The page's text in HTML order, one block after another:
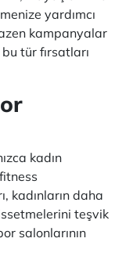
yardımcı
kampanyalar
tür fırsatları
kadın
kadınların daha
teşvik
salonlarının